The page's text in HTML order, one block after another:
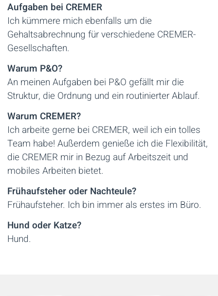
Aufgaben bei CREMER
Ich kümmere mich ebenfalls um die
Gehaltsabrechnung für verschiedene CREMER-
Gesellschaften.
Warum P&O?
An meinen Aufgaben bei P&O gefällt mir die
Struktur, die Ordnung und ein routinierter Ablauf.
Warum CREMER?
Ich arbeite gerne bei CREMER, weil ich ein tolles
Team habe! Außerdem genieße ich die Flexibilität,
die CREMER mir in Bezug auf Arbeitszeit und
mobiles Arbeiten bietet.
Frühaufsteher oder Nachteule?
Frühaufsteher. Ich bin immer als erstes im Büro.
Hund oder Katze?
Hund.